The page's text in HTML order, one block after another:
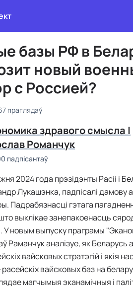
базы РФ в
новый
с Россией?
праглядаў
здравого смысла |
Романчук
падпісантаў
2024 года прэзідэнты Расіі і
Лукашэнка, падпісалі дамову
Падрабязнасці гэтага
выклікае занепакоенасць
У новым выпуску праграмы
Раманчук аналізуе, як Беларусь
вайсковых стратэгій і якія
вайсковых баз на
магчымыя эканамічныя і